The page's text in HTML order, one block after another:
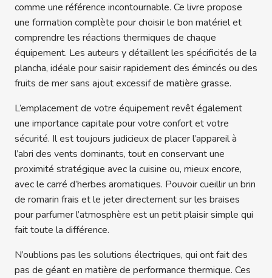
comme une référence incontournable. Ce livre propose
une formation complète pour choisir le bon matériel et
comprendre les réactions thermiques de chaque
équipement. Les auteurs y détaillent les spécificités de la
plancha, idéale pour saisir rapidement des émincés ou des
fruits de mer sans ajout excessif de matière grasse.
L’emplacement de votre équipement revêt également
une importance capitale pour votre confort et votre
sécurité. Il est toujours judicieux de placer l’appareil à
l’abri des vents dominants, tout en conservant une
proximité stratégique avec la cuisine ou, mieux encore,
avec le carré d’herbes aromatiques. Pouvoir cueillir un brin
de romarin frais et le jeter directement sur les braises
pour parfumer l’atmosphère est un petit plaisir simple qui
fait toute la différence.
N’oublions pas les solutions électriques, qui ont fait des
pas de géant en matière de performance thermique. Ces